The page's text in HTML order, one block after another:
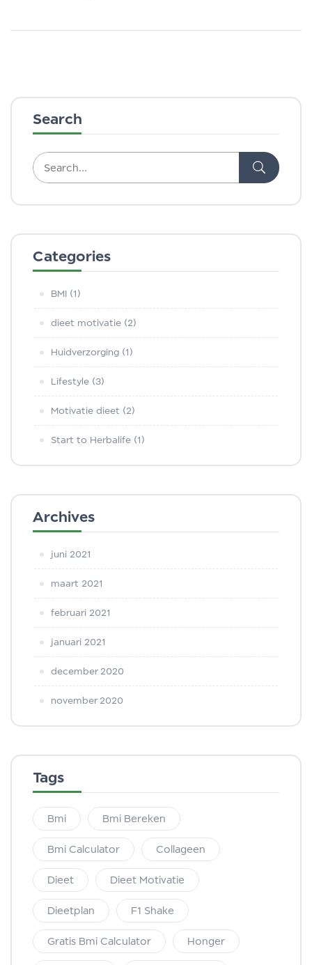
Search
Categories
BMI (1)
dieet motivatie (2)
Huidverzorging (1)
Lifestyle (3)
Motivatie dieet (2)
Start to Herbalife (1)
Archives
juni 2021
maart 2021
februari 2021
januari 2021
december 2020
november 2020
Tags
Bmi Bmi Bereken
Bmi Calculator Collageen
Dieet Dieet Motivatie
Dieetplan F1 Shake
Gratis Bmi Calculator Honger